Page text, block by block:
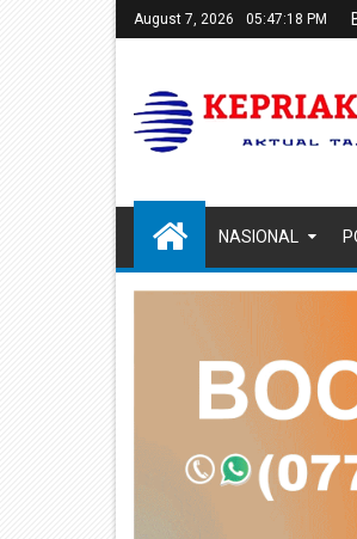
August 7, 2026 05:47:19 PM
NASIONAL